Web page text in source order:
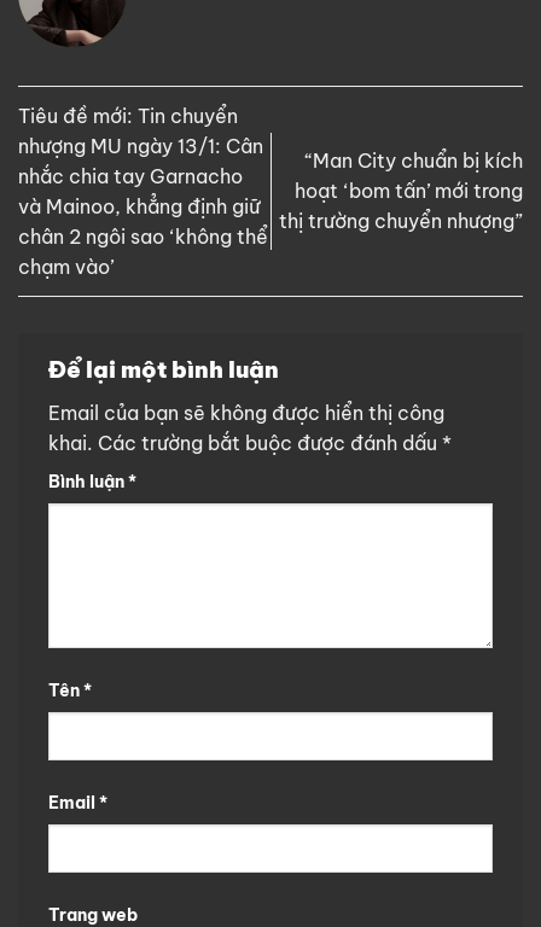
Tiêu đề mới: Tin chuyển
nhượng MU ngày 13/1: Cân
nhắc chia tay Garnacho
và Mainoo, khẳng định giữ
chân 2 ngôi sao ‘không thể
chạm vào’
“Man City chuẩn bị kích
hoạt ‘bom tấn’ mới trong
thị trường chuyển nhượng”
Để lại một bình luận
Email của bạn sẽ không được hiển thị công
khai. Các trường bắt buộc được đánh dấu *
Bình luận*
Tên*
Email *
Trang web